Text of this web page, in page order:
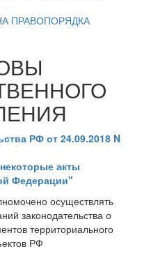
ПРАВОПОРЯДКА
РФ от 24.09.2018 N
акты
Федерации"
осуществлять
законодательства о
территориального
РФ